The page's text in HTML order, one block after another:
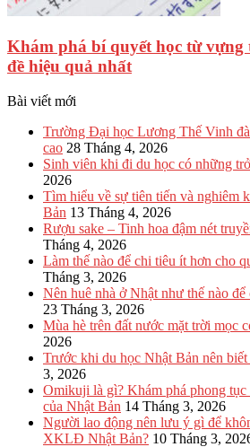
Khám phá bí quyết học từ vựng
đề hiệu quả nhất
Bài viết mới
Trường Đại học Lương Thế Vinh
cao 28 Tháng 4, 2026
Sinh viên khi đi du học có những
2026
Tìm hiểu về sự tiên tiến và nghiêm
Bản 13 Tháng 4, 2026
Rượu sake – Tinh hoa đậm nét
Tháng 4, 2026
Làm thế nào để chi tiêu ít hơn cho
Tháng 3, 2026
Nên huê nhà ở Nhật như thế nào
23 Tháng 3, 2026
Mùa hè trên đất nước mặt trời mọc
2026
Trước khi du học Nhật Bản nên
3, 2026
Omikuji là gì? Khám phá phong tục
của Nhật Bản 14 Tháng 3, 2026
Người lao động nên lưu ý gì để
XKLĐ Nhật Bản? 10 Tháng 3,